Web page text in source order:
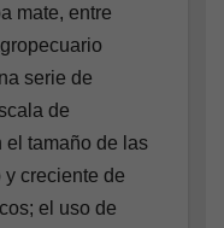
mate, entre
serie de
de
el tamaño de las
creciente de
el uso de